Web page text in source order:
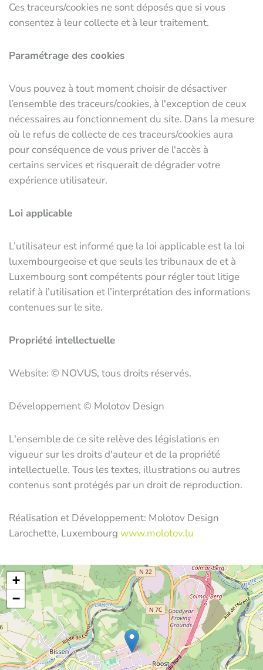
Ces traceurs/cookies ne sont déposés que si vous
consentez à leur collecte et à leur traitement.
Paramétrage des cookies
Vous pouvez à tout moment choisir de désactiver
l’ensemble des traceurs/cookies, à l'exception de ceux
nécessaires au fonctionnement du site. Dans la mesure
où le refus de collecte de ces traceurs/cookies aura
pour conséquence de vous priver de l'accès à
certains services et risquerait de dégrader votre
expérience utilisateur.
Loi applicable
L’utilisateur est informé que la loi applicable est la loi
luxembourgeoise et que seuls les tribunaux de et à
Luxembourg sont compétents pour régler tout litige
relatif à l’utilisation et l’interprétation des informations
contenues sur le site.
Propriété intellectuelle
Website: © NOVUS, tous droits réservés.
Développement © Molotov Design
L'ensemble de ce site relève des législations en
vigueur sur les droits d'auteur et de la propriété
intellectuelle. Tous les textes, illustrations ou autres
contenus sont protégés par un droit de reproduction.
Réalisation et Développement: Molotov Design
Larochette, Luxembourg www.molotov.lu
+
−